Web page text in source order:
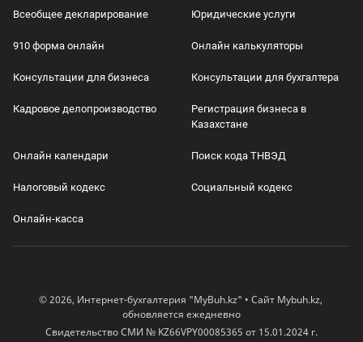
Всеобщее декларирование Юридические услуги
910 форма онлайн Онлайн калькуляторы
Консультации для бизнеса Консультации для бухгалтера
Кадровое делопроизводство
Регистрация бизнеса в
Казахстане
Онлайн календари Поиск кода ТНВЭД
Налоговый кодекс Социальный кодекс
Онлайн-касса
© 2026, Интернет-бухгалтерия "MyBuh.kz" • Сайт Mybuh.kz,
обновляется ежедневно
Свидетельство СМИ № KZ66VPY00085365 от 15.01.2024 г.